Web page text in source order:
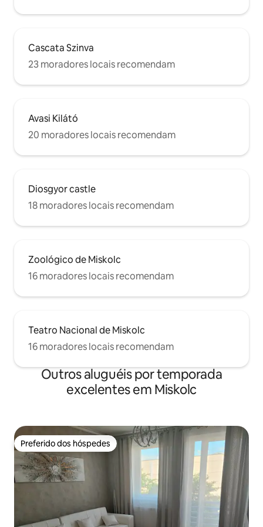
Cascata Szinva
23 moradores locais recomendam
Avasi Kilátó
20 moradores locais recomendam
Diosgyor castle
18 moradores locais recomendam
Zoológico de Miskolc
16 moradores locais recomendam
Teatro Nacional de Miskolc
16 moradores locais recomendam
Outros aluguéis por temporada
excelentes em Miskolc
Preferido dos hóspedes
Preferido dos hóspedes